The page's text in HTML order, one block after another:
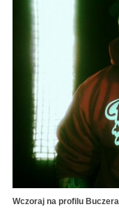
Wczoraj na profilu